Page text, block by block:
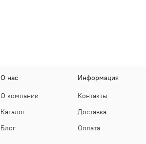
О нас
О компании
Каталог
Блог
Информация
Контакты
Доставка
Оплата